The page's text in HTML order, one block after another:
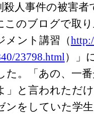
殺人事件の被害
このブログで取
メント講習（
0/23798.html ）」
た。「あの、一
」と言われただ
ンをしていた学